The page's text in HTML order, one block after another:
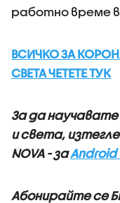
работно време
ВСИЧКО ЗА
СВЕТА ЧЕТЕТЕ ТУК
За да научавате
и света,
NOVA - заAndroid
Абонирайте се